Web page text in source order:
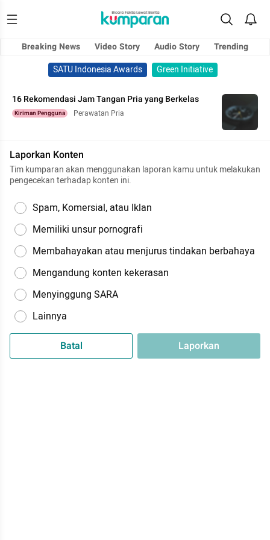
Breaking News Video Story Audio Story
Trending
SATU Indonesia Awards
Green Initiative
16 Rekomendasi Jam Tangan Pria yang Berkelas
Kiriman Pengguna Perawatan Pria
Laporkan Konten
Tim kumparan akan menggunakan laporan kamu untuk melakukan
pengecekan terhadap konten ini.
Spam, Komersial, atau Iklan
Memiliki unsur pornografi
Membahayakan atau menjurus tindakan berbahaya
Mengandung konten kekerasan
Menyinggung SARA
Lainnya
Batal Laporkan